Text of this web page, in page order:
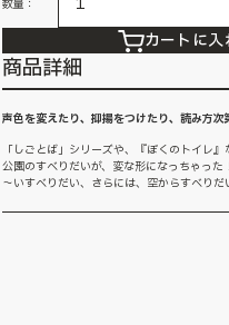
数量：
カートに入
商品詳細
声色を変えたり、抑揚をつけたり、読み方
「しごとば」シリーズや、『ぼくのトイレ
公園のすべりだいが、変な形になっちゃ
～いすべりだい、さらには、空からすべり